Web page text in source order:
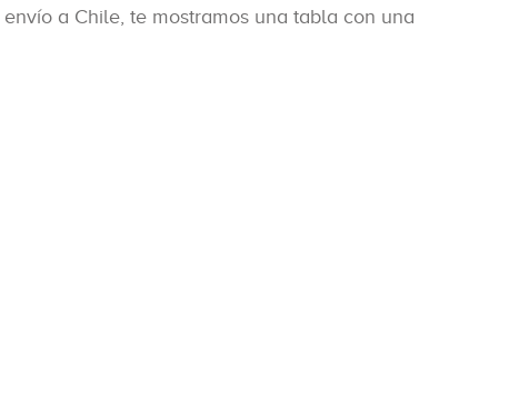
a Chile, te mostramos una tabla con una